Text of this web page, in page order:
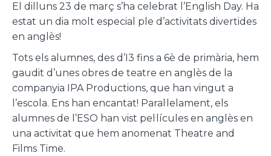
El dilluns 23 de març s’ha celebrat l’English Day. Ha
estat un dia molt especial ple d’activitats divertides
en anglès!
Tots els alumnes, des d’I3 fins a 6è de primària, hem
gaudit d’unes obres de teatre en anglès de la
companyia IPA Productions, que han vingut a
l’escola. Ens han encantat! Paral·lelament, els
alumnes de l’ESO han vist pel·lícules en anglès en
una activitat que hem anomenat Theatre and
Films Time.